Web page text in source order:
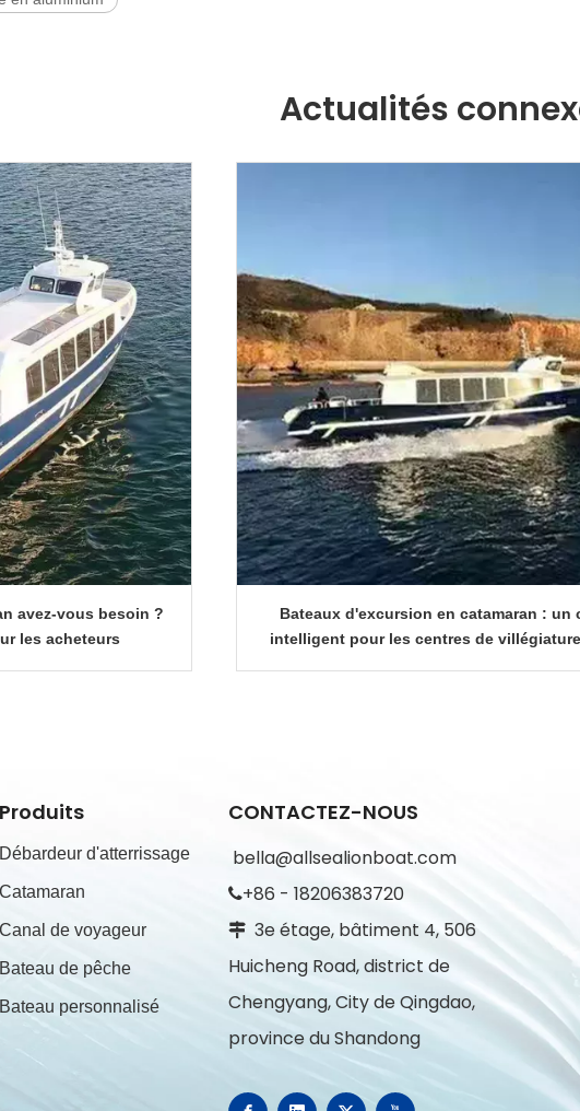
Actualités
avez-vous besoin ?
les acheteurs
Bateaux d'excursion en catamaran : un
intelligent pour les centres de
Produits
Débardeur d'atterrissage
Catamaran
Canal de voyageur
Bateau de pêche
Bateau personnalisé
CONTACTEZ-NOUS
bella@allsealionboat.com
+86 - 18206383720
 3e étage, bâtiment 4, 506
Huicheng Road, district de
Chengyang, City de Qingdao,
province du Shandong